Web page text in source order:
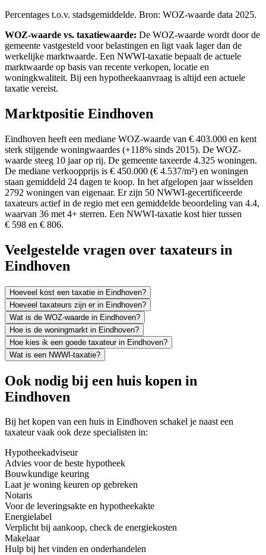
Percentages t.o.v. stadsgemiddelde. Bron: WOZ-waarde data 2025.
WOZ-waarde vs. taxatiewaarde: De WOZ-waarde wordt door de
gemeente vastgesteld voor belastingen en ligt vaak lager dan de
werkelijke marktwaarde. Een NWWI-taxatie bepaalt de actuele
marktwaarde op basis van recente verkopen, locatie en
woningkwaliteit. Bij een hypotheekaanvraag is altijd een actuele
taxatie vereist.
Marktpositie Eindhoven
Eindhoven heeft een mediane WOZ-waarde van € 403.000 en kent
sterk stijgende woningwaardes (+118% sinds 2015). De WOZ-
waarde steeg 10 jaar op rij. De gemeente taxeerde 4.325 woningen.
De mediane verkoopprijs is € 450.000 (€ 4.537/m²) en woningen
staan gemiddeld 24 dagen te koop. In het afgelopen jaar wisselden
2792 woningen van eigenaar. Er zijn 50 NWWI-gecertificeerde
taxateurs actief in de regio met een gemiddelde beoordeling van 4.4,
waarvan 36 met 4+ sterren. Een NWWI-taxatie kost hier tussen
€ 598 en € 806.
Veelgestelde vragen over taxateurs in
Eindhoven
Hoeveel kost een taxatie in Eindhoven?
Hoeveel taxateurs zijn er in Eindhoven?
Wat is de WOZ-waarde in Eindhoven?
Hoe is de woningmarkt in Eindhoven?
Hoe kies ik een goede taxateur in Eindhoven?
Wat is een NWWI-taxatie?
Ook nodig bij een huis kopen in
Eindhoven
Bij het kopen van een huis in Eindhoven schakel je naast een
taxateur vaak ook deze specialisten in:
Hypotheekadviseur
Advies voor de beste hypotheek
Bouwkundige keuring
Laat je woning keuren op gebreken
Notaris
Voor de leveringsakte en hypotheekakte
Energielabel
Verplicht bij aankoop, check de energiekosten
Makelaar
Hulp bij het vinden en onderhandelen